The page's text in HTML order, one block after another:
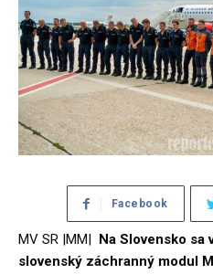
Facebook
MV SR |MM| Na Slovensko sa
slovenský záchranný modul